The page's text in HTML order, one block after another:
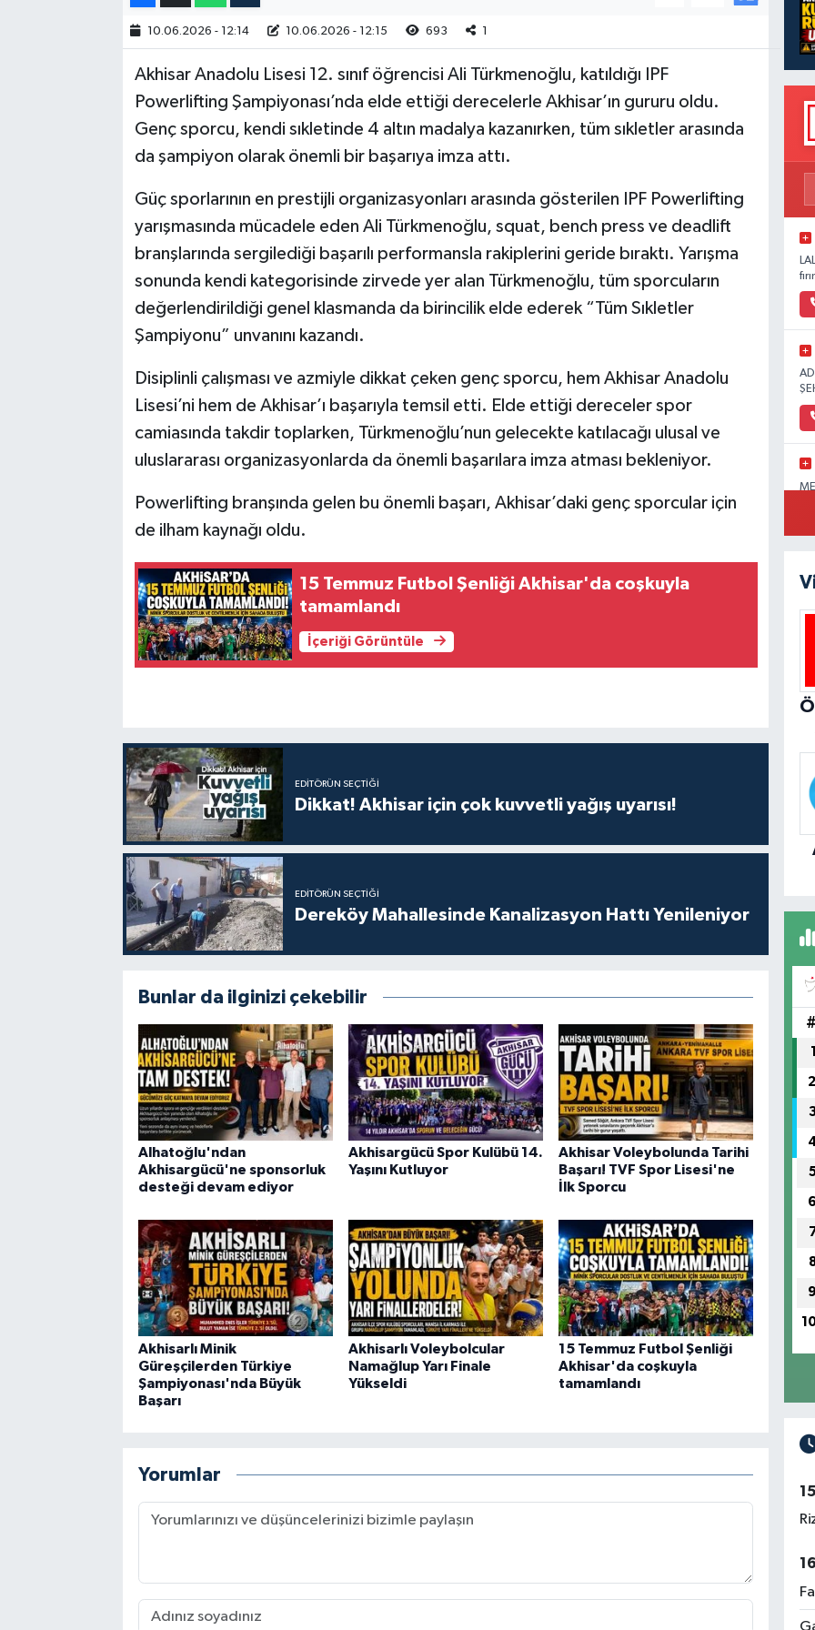
10.06.2026 - 12:14 10.06.2026 - 12:15 693
Akhisar Anadolu Lisesi 12. sınıf öğrencisi Ali Türkmenoğlu, katıldığı IPF
Powerlifting Şampiyonası’nda elde ettiği derecelerle Akhisar’ın gururu oldu.
Genç sporcu, kendi sıkletinde 4 altın madalya kazanırken, tüm sıkletler arasında
da şampiyon olarak önemli bir başarıya imza attı.
Güç sporlarının en prestijli organizasyonları arasında gösterilen IPF Powerlifting
yarışmasında mücadele eden Ali Türkmenoğlu, squat, bench press ve deadlift
branşlarında sergilediği başarılı performansla rakiplerini geride bıraktı. Yarışma
sonunda kendi kategorisinde zirvede yer alan Türkmenoğlu, tüm sporcuların
değerlendirildiği genel klasmanda da birincilik elde ederek “Tüm Sıkletler
Şampiyonu” unvanını kazandı.
Disiplinli çalışması ve azmiyle dikkat çeken genç sporcu, hem Akhisar Anadolu
Lisesi’ni hem de Akhisar’ı başarıyla temsil etti. Elde ettiği dereceler spor
camiasında takdir toplarken, Türkmenoğlu’nun gelecekte katılacağı ulusal ve
uluslararası organizasyonlarda da önemli başarılara imza atması bekleniyor.
Powerlifting branşında gelen bu önemli başarı, Akhisar’daki genç sporcular için
de ilham kaynağı oldu.
15 Temmuz Futbol Şenliği Akhisar'da coşkuyla
tamamlandı
İçeriği Görüntüle
EDITÖRÜN SEÇTIĞI
Dikkat! Akhisar için çok kuvvetli yağış uyarısı!
EDITÖRÜN SEÇTIĞI
Dereköy Mahallesinde Kanalizasyon Hattı Yenileniyor
Bunlar da ilginizi çekebilir
Alhatoğlu'ndan
Akhisargücü'ne sponsorluk
desteği devam ediyor
Akhisargücü Spor Kulübü 14.
Yaşını Kutluyor
Akhisar Voleybolunda Tarihi
Başarı! TVF Spor Lisesi'ne
İlk Sporcu
Akhisarlı Minik
Güreşçilerden Türkiye
Şampiyonası'nda Büyük
Başarı
Akhisarlı Voleybolcular
Namağlup Yarı Finale
Yükseldi
15 Temmuz Futbol Şenliği
Akhisar'da coşkuyla
tamamlandı
Yorumlar
#
1
2
6
9